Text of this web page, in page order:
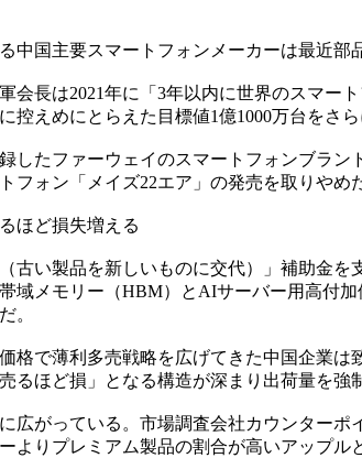
中国主要スマートフォンメーカーは最近部
会長は2021年に「3年以内に世界のスマー
控えめにとらえた目標値1億1000万台をさ
したファーウェイのスマートフォンブラ
フォン「メイズ22エア」の発売を取りや
ほど損失増える
古い製品を新しいものに交代）」補助金
域メモリー（HBM）とAIサーバー用高付
。
格で薄利多売戦略を広げてきた中国企業
るほど損」となる構造が深まり出荷量を強
広がっている。市場調査会社カウンター
よりプレミアム製品の割合が高いアップ